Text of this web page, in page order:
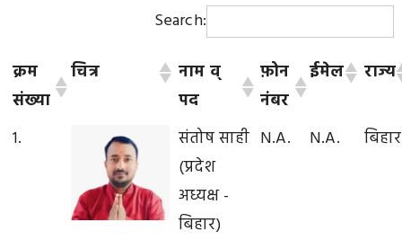
Search:
क्रम
संख्या
चित्र
नाम व्
पद
फ़ोन
नंबर
ईमेल राज्य
1.
संतोष साही
(प्रदेश
अध्यक्ष -
बिहार)
N.A. N.A. बिहार